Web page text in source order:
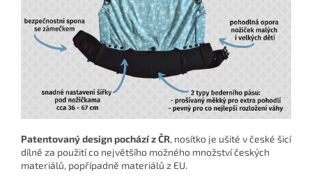
Patentovaný design pochází z ČR, nosítko je ušité v české šicí
dílně za použití co největšího možného množství českých
materiálů, popřípadně materiálů z EU.